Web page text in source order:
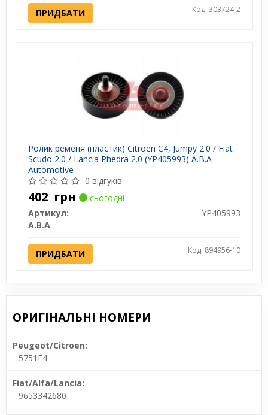
ПРИДБАТИ Код: 303724-2
Ролик ременя (пластик) Citroen C4, Jumpy 2.0 / Fiat
Scudo 2.0 / Lancia Phedra 2.0 (YP405993) A.B.A
Automotive
0 відгуків
402 грн
сьогодні
Артикул:
YP405993
A.B.A
ПРИДБАТИ Код: 894956-10
ОРИГІНАЛЬНІ НОМЕРИ
Peugeot/Citroen:
5751E4
Fiat/Alfa/Lancia:
9653342680